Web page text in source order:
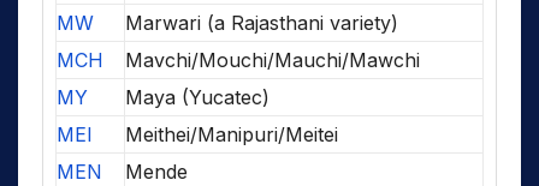
MW
Marwari (a Rajasthani variety)
MCH
Mavchi/Mouchi/Mauchi/Mawchi
MY
Maya (Yucatec)
MEI
Meithei/Manipuri/Meitei
MEN
Mende